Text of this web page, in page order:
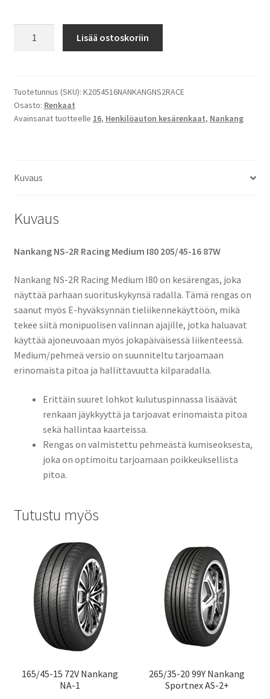
NS-
2R
Racing
Lisää ostoskoriin
Tuotetunnus (SKU): K2054516NANKANGNS2RACE
Osasto: Renkaat
Avainsanat tuotteelle 16, Henkilöauton kesärenkaat, Nankang
Kuvaus
Kuvaus
Nankang NS-2R Racing Medium I80 205/45-16 87W
Nankang NS-2R Racing Medium I80 on kesärengas, joka
näyttää parhaan suorituskykynsä radalla. Tämä rengas on
saanut myös E-hyväksynnän tieliikennekäyttöön, mikä
tekee siitä monipuolisen valinnan ajajille, jotka haluavat
käyttää ajoneuvoaan myös jokapäiväisessä liikenteessä.
Medium/pehmeä versio on suunniteltu tarjoamaan
erinomaista pitoa ja hallittavuutta kilparadalla.
Erittäin suuret lohkot kulutuspinnassa lisäävät
renkaan jäykkyyttä ja tarjoavat erinomaista pitoa
sekä hallintaa kaarteissa.
Rengas on valmistettu pehmeästä kumiseoksesta,
joka on optimoitu tarjoamaan poikkeuksellista
pitoa.
Tutustu myös
165/45-15 72V Nankang
NA-1
265/35-20 99Y Nankang
Sportnex AS-2+